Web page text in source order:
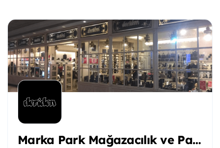
Marka Park Mağazacılık ve Paz A.ş.